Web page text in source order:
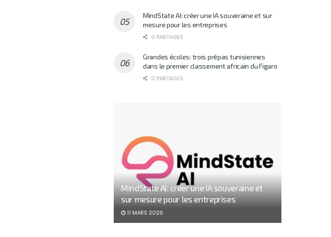
MindState AI: créer une IA souveraine et sur
mesure pour les entreprises
0 PARTAGES
Grandes écoles: trois prépas tunisiennes
dans le premier classement africain du Figaro
0 PARTAGES
MindState AI: créer une IA souveraine et
sur mesure pour les entreprises
11 MARS 2026